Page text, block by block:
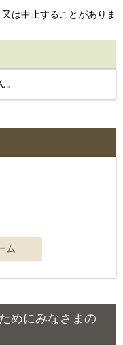
は中止することがありま
めにみなさまの